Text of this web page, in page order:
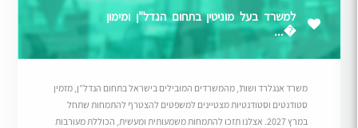
למשרד בעל מוניטין בתחום הנדל"ן ומימון
�...
משרד אנגלרד ושות’, מהמשרדים המובילים בישראל בתחום הנדל”ן, מזמין
סטודנטים וסטודנטיות מצטיינים למשפטים להצטרף להתמחות שתחל
במרץ 2027. אצלנו תזכו להתמחות משמעותית ומעשית, הכוללת מעורבות